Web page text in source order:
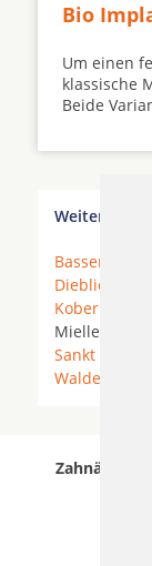
Bio
Um einen
klassische
Beide
Weitere
Bassenheim
Dieblich
*
Kobern-
Miellen *
Sankt
Waldesch
Zahnärzte